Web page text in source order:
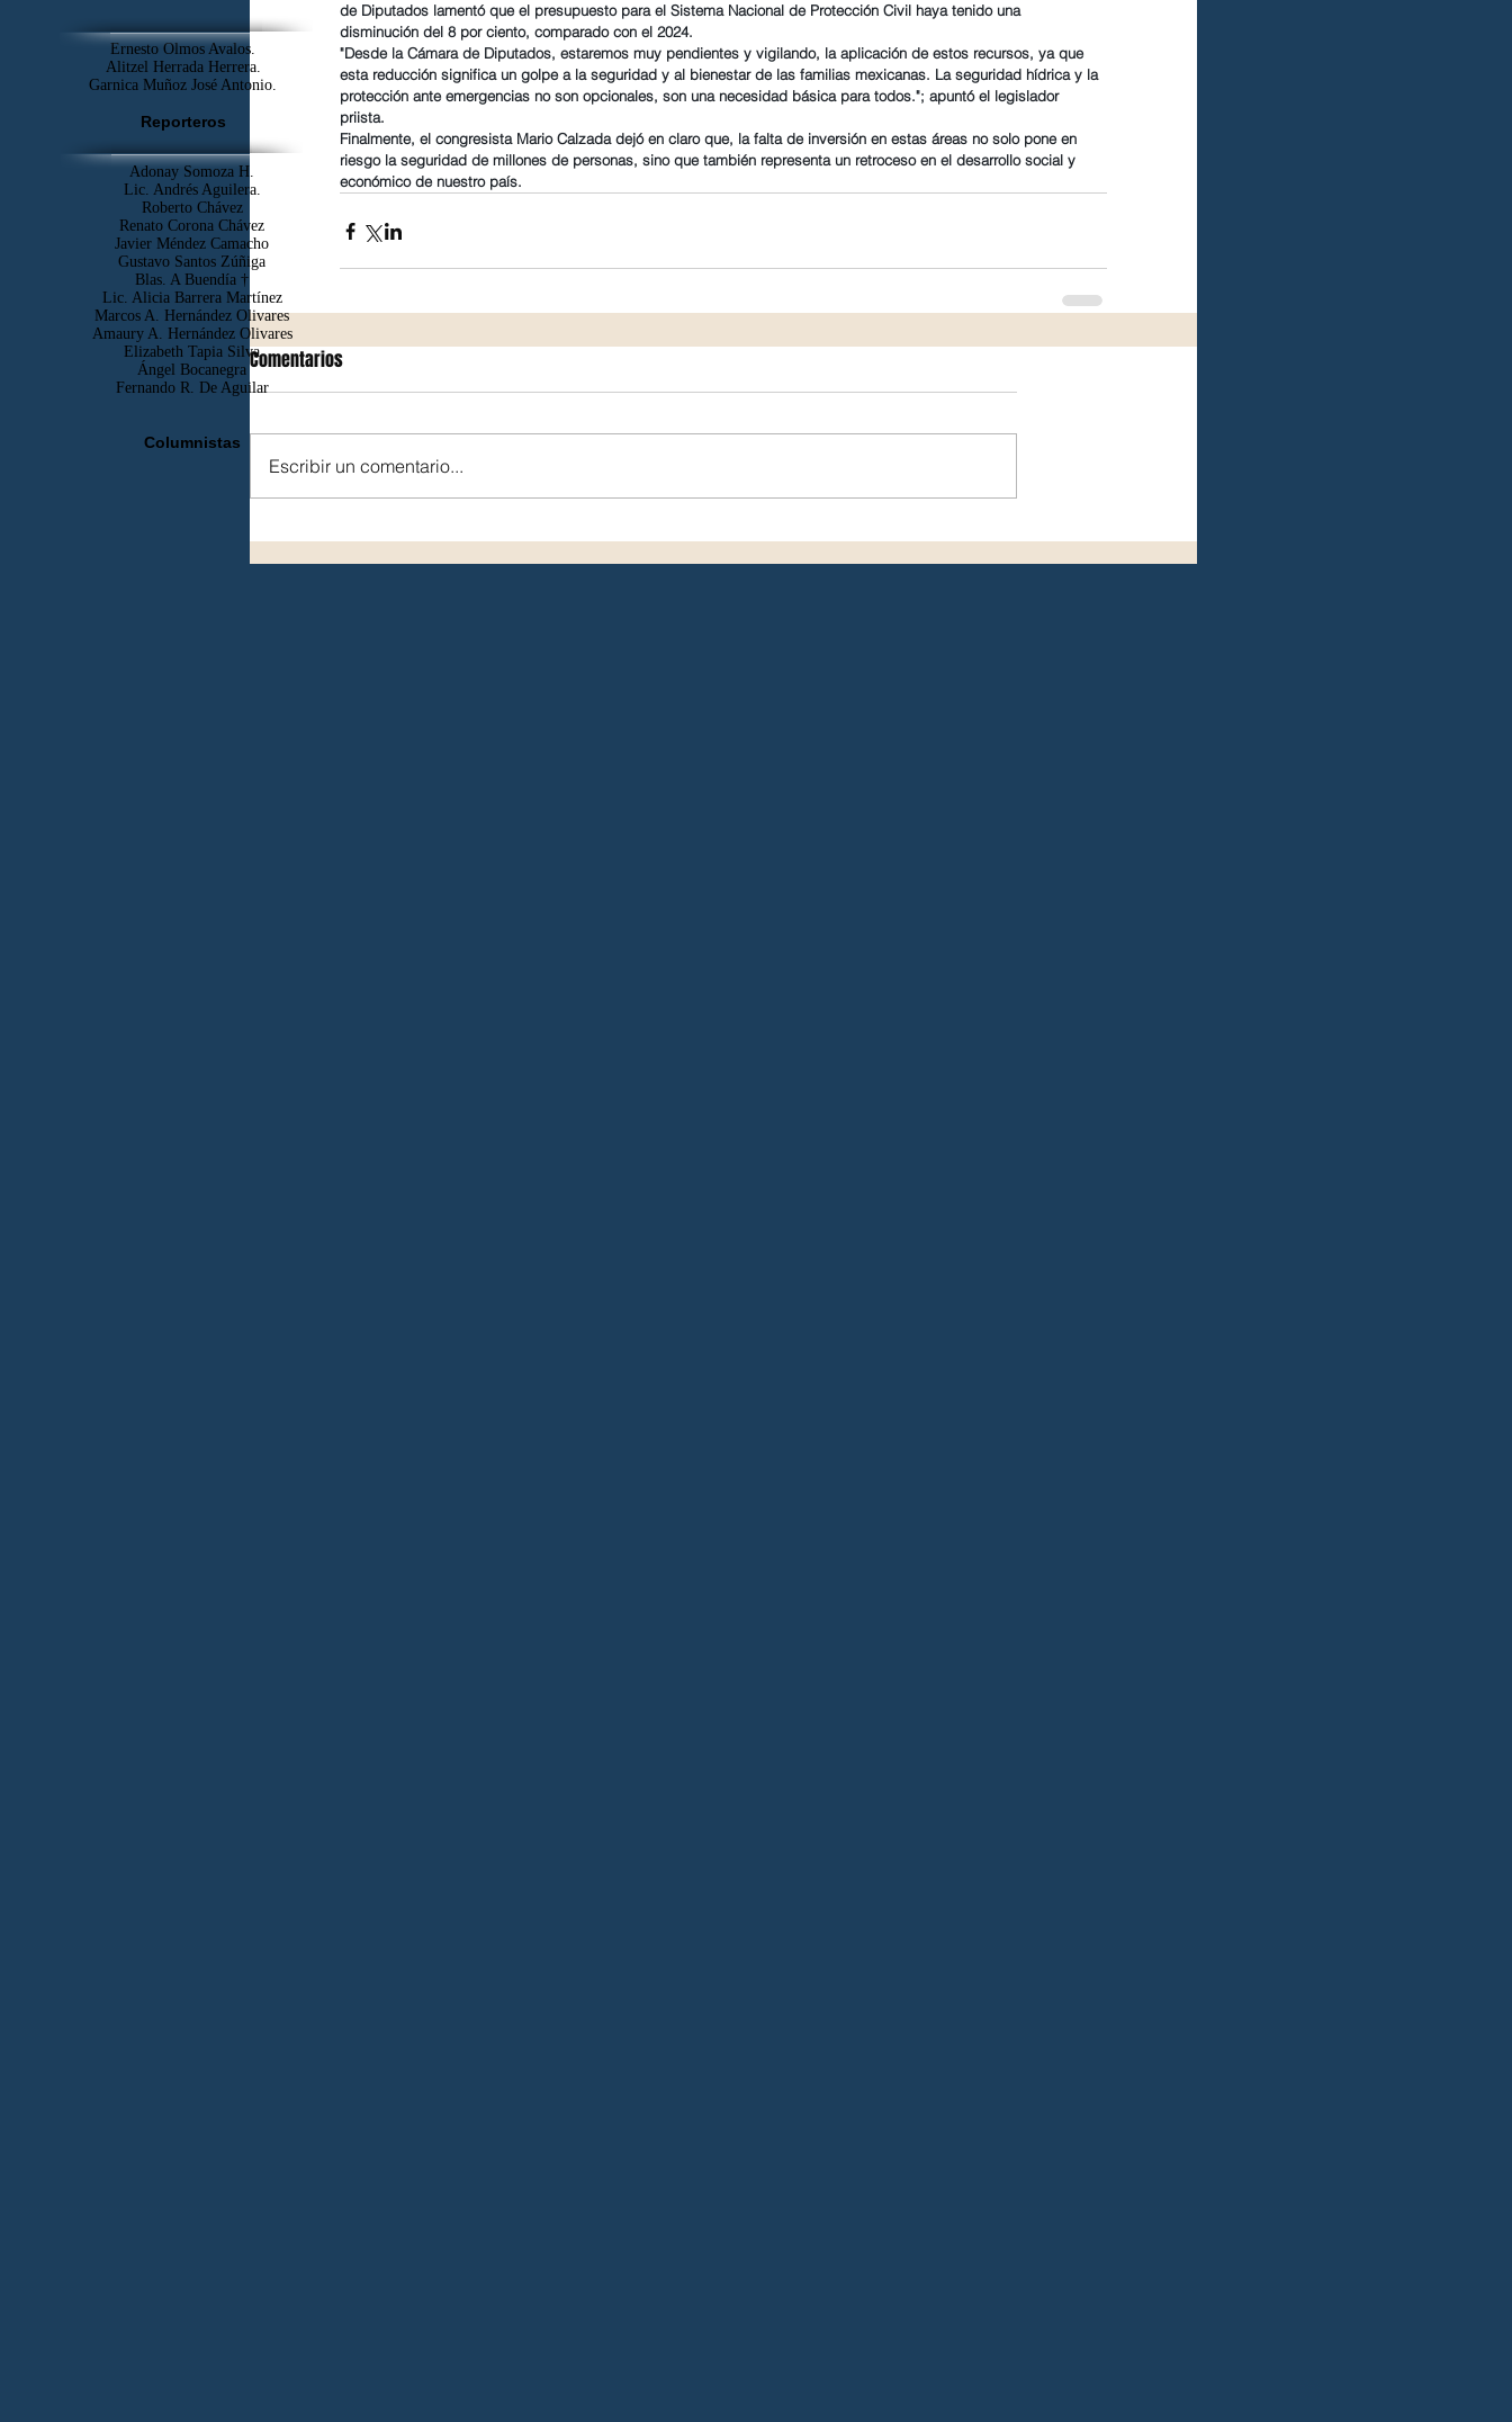
de Diputados lamentó que el presupuesto para el Sistema Nacional de Protección Civil haya tenido una
disminución del 8 por ciento, comparado con el 2024.
"Desde la Cámara de Diputados, estaremos muy pendientes y vigilando, la aplicación de estos recursos, ya que
esta reducción significa un golpe a la seguridad y al bienestar de las familias mexicanas. La seguridad hídrica y la
protección ante emergencias no son opcionales, son una necesidad básica para todos."; apuntó el legislador
priista.
Finalmente, el congresista Mario Calzada dejó en claro que, la falta de inversión en estas áreas no solo pone en
riesgo la seguridad de millones de personas, sino que también representa un retroceso en el desarrollo social y
económico de nuestro país.
Comentarios
Escribir un comentario...
Ernesto Olmos Avalos.
Alitzel Herrada Herrera.
Garnica Muñoz José Antonio.
Reporteros
Adonay Somoza H.
Lic. Andrés Aguilera.
Roberto Chávez
Renato Corona Chávez
Javier Méndez Camacho
Gustavo Santos Zúñiga
Blas. A Buendía †
​Lic. Alicia Barrera Martínez
Marcos A. Hernández Olivares
Amaury A. Hernández Olivares
Elizabeth Tapia Silva
Ángel Bocanegra
Fernando R. De Aguilar
Columnistas